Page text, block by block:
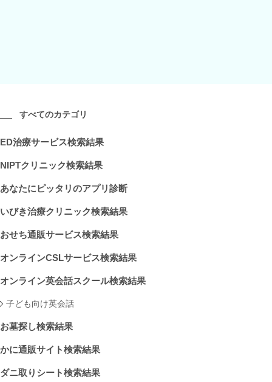
すべてのカテゴリ
ED治療サービス検索結果
NIPTクリニック検索結果
あなたにピッタリのアプリ診断
いびき治療クリニック検索結果
おせち通販サービス検索結果
オンラインCSLサービス検索結果
オンライン英会話スクール検索結果
子ども向け英会話
お墓探し検索結果
かに通販サイト検索結果
ダニ取りシート検索結果